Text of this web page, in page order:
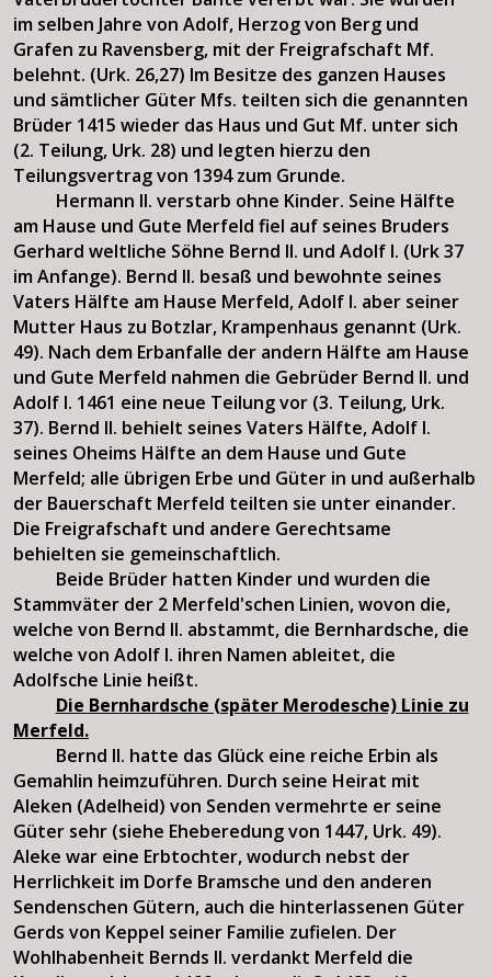
im selben Jahre von Adolf, Herzog von Berg und
Grafen zu Ravensberg, mit der Freigrafschaft Mf.
belehnt. (Urk. 26,27) Im Besitze des ganzen Hauses
und sämtlicher Güter Mfs. teilten sich die genannten
Brüder 1415 wieder das Haus und Gut Mf. unter sich
(2. Teilung, Urk. 28) und legten hierzu den
Teilungsvertrag von 1394 zum Grunde.
Hermann II. verstarb ohne Kinder. Seine Hälfte
am Hause und Gute Merfeld fiel auf seines Bruders
Gerhard weltliche Söhne Bernd II. und Adolf I. (Urk 37
im Anfange). Bernd II. besaß und bewohnte seines
Vaters Hälfte am Hause Merfeld, Adolf I. aber seiner
Mutter Haus zu Botzlar, Krampenhaus genannt (Urk.
49). Nach dem Erbanfalle der andern Hälfte am Hause
und Gute Merfeld nahmen die Gebrüder Bernd II. und
Adolf I. 1461 eine neue Teilung vor (3. Teilung, Urk.
37). Bernd II. behielt seines Vaters Hälfte, Adolf I.
seines Oheims Hälfte an dem Hause und Gute
Merfeld; alle übrigen Erbe und Güter in und außerhalb
der Bauerschaft Merfeld teilten sie unter einander.
Die Freigrafschaft und andere Gerechtsame
behielten sie gemeinschaftlich.
Beide Brüder hatten Kinder und wurden die
Stammväter der 2 Merfeld'schen Linien, wovon die,
welche von Bernd II. abstammt, die Bernhardsche, die
welche von Adolf I. ihren Namen ableitet, die
Adolfsche Linie heißt.
Die Bernhardsche (später Merodesche) Linie zu
Merfeld.
Bernd II. hatte das Glück eine reiche Erbin als
Gemahlin heimzuführen. Durch seine Heirat mit
Aleken (Adelheid) von Senden vermehrte er seine
Güter sehr (siehe Eheberedung von 1447, Urk. 49).
Aleke war eine Erbtochter, wodurch nebst der
Herrlichkeit im Dorfe Bramsche und den anderen
Sendenschen Gütern, auch die hinterlassenen Güter
Gerds von Keppel seiner Familie zufielen. Der
Wohlhabenheit Bernds II. verdankt Merfeld die